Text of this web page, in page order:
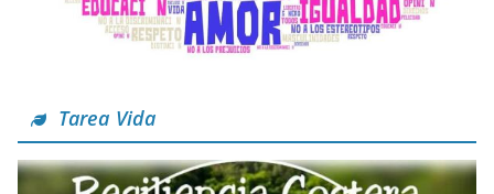
Tarea Vida